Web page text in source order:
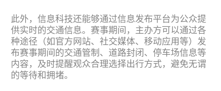
此外，信息科技还能够通过信息发布平台为公众提
供实时的交通信息。赛事期间，主办方可以通过各
种途径（如官方网站、社交媒体、移动应用等）发
布赛事期间的交通管制、道路封闭、停车场信息等
内容，及时提醒观众合理选择出行方式，避免无谓
的等待和拥堵。